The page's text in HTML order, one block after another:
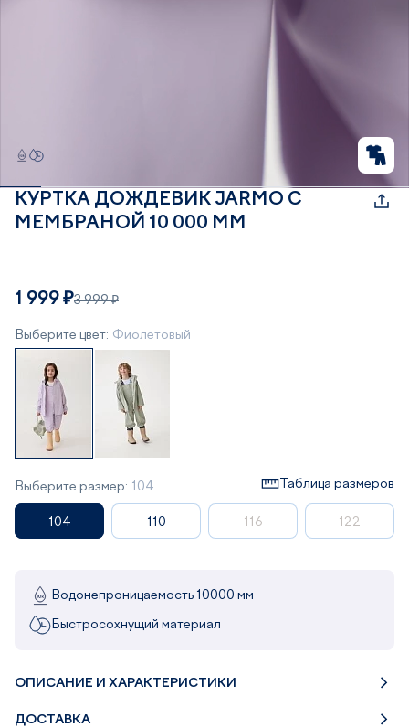
КУРТКА ДОЖДЕВИК JARMO С
МЕМБРАНОЙ 10 000 ММ
1 999 ₽3 999 ₽
Выберите цвет: Фиолетовый
Выберите размер: 104 Таблица размеров
104 110 116 122
Водонепроницаемость 10000 мм
Быстросохнущий материал
ОПИСАНИЕ И ХАРАКТЕРИСТИКИ
ДОСТАВКА